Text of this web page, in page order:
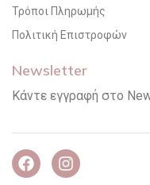
Τρόποι Πληρωμής
Πολιτική Επιστροφών
Newsletter
Κάντε εγγραφή στο